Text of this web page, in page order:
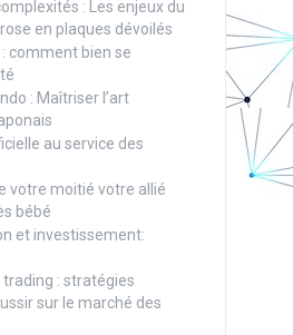
: Les enjeux du
en plaques dévoilés
comment bien se
: Maîtriser l’art
au service des
votre moitié votre allié
bébé
et investissement:
: stratégies
sur le marché des